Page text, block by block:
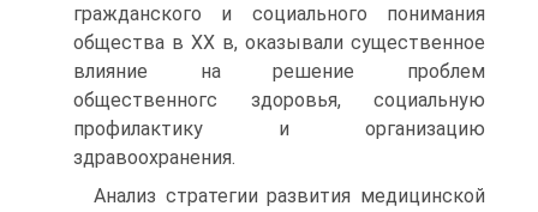
гражданского и социального понимания
общества в XX в, оказывали существенное
влияние на решение проблем
общественногс здоровья, социальную
профилактику и организацию
здравоохранения.
Анализ стратегии развития медицинской